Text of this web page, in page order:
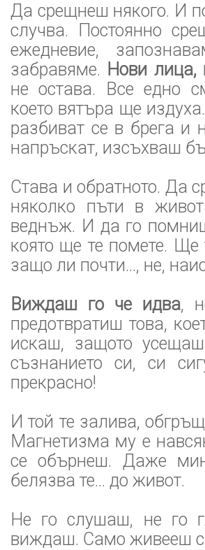
Да срещнеш някого. И
случва. Постоянно
ежедневие,
забравяме. Нови лица,
не остава. Все едно
което вятъра ще издуха.
разбиват се в брега и
напръскат, изсъхваш
Става и обратното. Да
няколко пъти в
веднъж. И да го
която ще те помете. Ще
защо ли почти..., не,
Виждаш го че идва,
предотвратиш това,
искаш, защото
съзнанието си, си
прекрасно!
И той те залива,
Магнетизма му е
се обърнеш. Даже
белязва те... до живот.
Не го слушаш, не го
виждаш. Само живееш с